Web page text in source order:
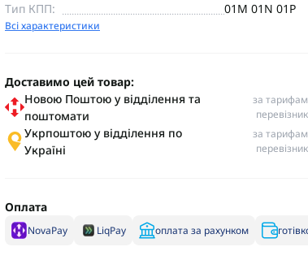
Тип КПП:
01M 01N 01P
Всі характеристики
Доставимо цей товар:
Новою Поштою у відділення та
поштомати
за
Укрпоштою у відділення по
Україні
за
Оплата
NovaPay LiqPay оплата за рахунком